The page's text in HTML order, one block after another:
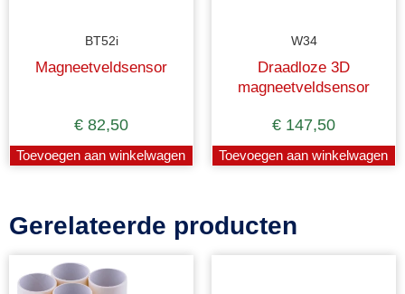
BT52i
Magneetveldsensor
€ 82,50
Toevoegen aan winkelwagen
W34
Draadloze 3D
magneetveldsensor
€ 147,50
Toevoegen aan winkelwagen
Gerelateerde producten